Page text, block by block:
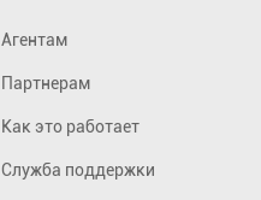
Агентам
Партнерам
Как это работает
Служба поддержки